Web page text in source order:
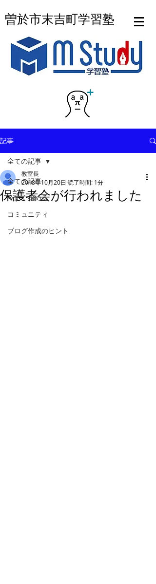
曽於市末吉町学習塾
記事
全ての記事
今すぐ始める
コミュニティ
ブログ作成のヒント
全ての記事
保護者会が行われました
教室長
2018年10月20日 読了時間: 1分